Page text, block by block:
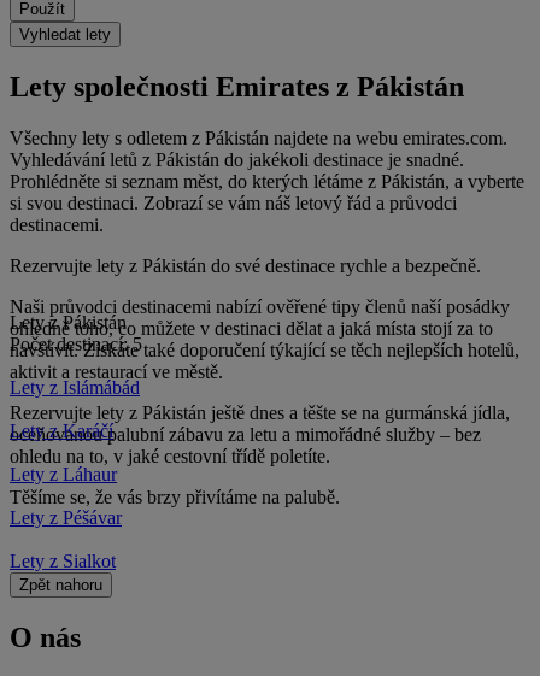
Použít
Vyhledat lety
Lety společnosti Emirates z Pákistán
Všechny lety s odletem z Pákistán najdete na webu emirates.com.
Vyhledávání letů z Pákistán do jakékoli destinace je snadné.
Prohlédněte si seznam měst, do kterých létáme z Pákistán, a vyberte
si svou destinaci. Zobrazí se vám náš letový řád a průvodci
destinacemi.
Rezervujte lety z Pákistán do své destinace rychle a bezpečně.
Naši průvodci destinacemi nabízí ověřené tipy členů naší posádky
ohledně toho, co můžete v destinaci dělat a jaká místa stojí za to
navštívit. Získáte také doporučení týkající se těch nejlepších hotelů,
aktivit a restaurací ve městě.
Rezervujte lety z Pákistán ještě dnes a těšte se na gurmánská jídla,
oceňovanou palubní zábavu za letu a mimořádné služby – bez
ohledu na to, v jaké cestovní třídě poletíte.
Těšíme se, že vás brzy přivítáme na palubě.
Lety z Pákistán
Počet destinací: 5
Lety z Islámábád
Lety z Karáčí
Lety z Láhaur
Lety z Péšávar
Lety z Sialkot
Zpět nahoru
O nás